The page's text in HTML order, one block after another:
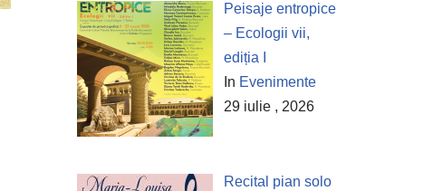
Peisaje entropice
– Ecologii vii,
ediția I
In Evenimente
29 iulie , 2026
Recital pian solo